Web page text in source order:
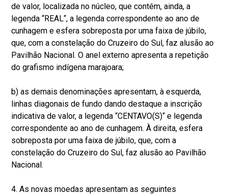
de valor, localizada no núcleo, que contém, ainda, a
legenda “REAL“, a legenda correspondente ao ano de
cunhagem e esfera sobreposta por uma faixa de júbilo,
que, com a constelação do Cruzeiro do Sul, faz alusão ao
Pavilhão Nacional. O anel externo apresenta a repetição
do grafismo indígena marajoara;
b) as demais denominações apresentam, à esquerda,
linhas diagonais de fundo dando destaque a inscrição
indicativa de valor, a legenda “CENTAVO(S)“ e legenda
correspondente ao ano de cunhagem. À direita, esfera
sobreposta por uma faixa de júbilo, que, com a
constelação do Cruzeiro do Sul, faz alusão ao Pavilhão
Nacional.
4. As novas moedas apresentam as seguintes